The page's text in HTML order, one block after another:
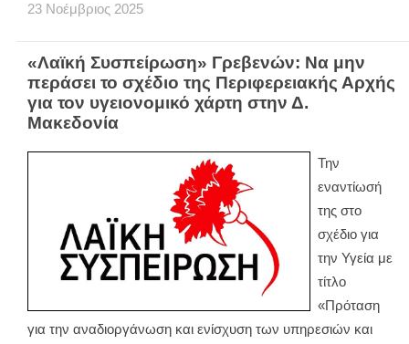
23 Νοέμβριος 2025
«Λαϊκή Συσπείρωση» Γρεβενών: Να μην
περάσει το σχέδιο της Περιφερειακής Αρχής
για τον υγειονομικό χάρτη στην Δ.
Μακεδονία
Την
εναντίωσή
της στο
σχέδιο για
την Υγεία με
τίτλο
«Πρόταση
για την αναδιοργάνωση και ενίσχυση των υπηρεσιών και